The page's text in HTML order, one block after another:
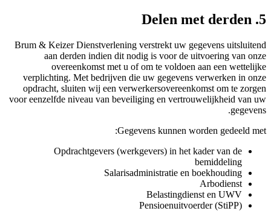
5. Delen met derden
Brum & Keizer Dienstverlening verstrekt uw gegevens uitsluitend
aan derden indien dit nodig is voor de uitvoering van onze
overeenkomst met u of om te voldoen aan een wettelijke
verplichting. Met bedrijven die uw gegevens verwerken in onze
opdracht, sluiten wij een verwerkersovereenkomst om te zorgen
voor eenzelfde niveau van beveiliging en vertrouwelijkheid van uw
gegevens.
Gegevens kunnen worden gedeeld met:
Opdrachtgevers (werkgevers) in het kader van de
bemiddeling
Salarisadministratie en boekhouding
Arbodienst
Belastingdienst en UWV
Pensioenuitvoerder (StiPP)